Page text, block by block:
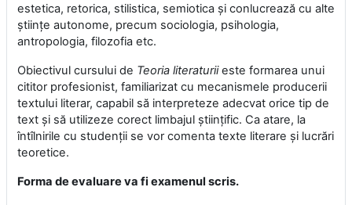
estetica, retorica, stilistica, semiotica şi conlucrează cu alte
ştiinţe autonome, precum sociologia, psihologia,
antropologia, filozofia etc.
Obiectivul cursului de Teoria literaturiieste formarea unui
cititor profesionist, familiarizat cu mecanismele producerii
textului literar, capabil să interpreteze adecvat orice tip de
text şi să utilizeze corect limbajul ştiinţific. Ca atare, la
întîlnirile cu studenţii se vor comenta texte literare şi lucrări
teoretice.
Forma de evaluare va fi examenul scris.